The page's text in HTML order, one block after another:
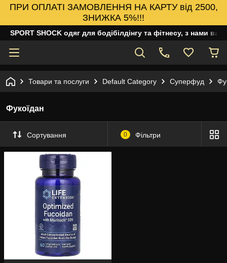
ПРИ ОПЛАТІ ЗАМОВЛЕННЯ НА КАРТУ від 2500,
ЗНИЖКА 5%!!!
SPORT SHOCK одяг для бодібілдінгу та фітнесу, з нами
Товари та послуги Default Category Суперфуд
Фукоїдан
Сортування 0 Фільтри